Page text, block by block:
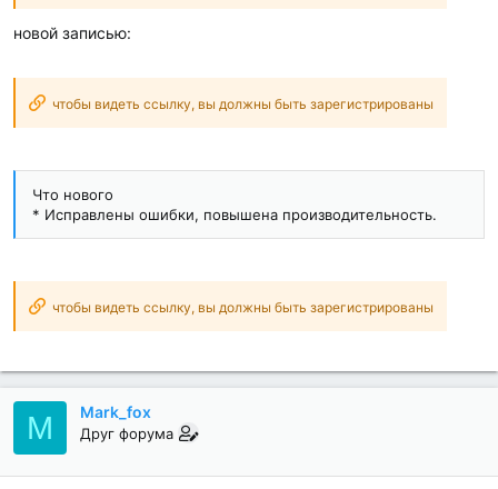
новой записью:
чтобы видеть ссылку, вы должны быть зарегистрированы
Что нового
* Исправлены ошибки, повышена производительность.
чтобы видеть ссылку, вы должны быть зарегистрированы
M Mark_fox
Друг форума